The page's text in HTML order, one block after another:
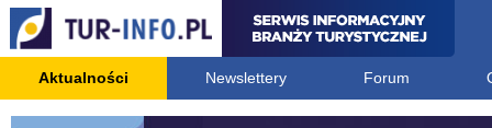
Aktualności Newslettery Forum